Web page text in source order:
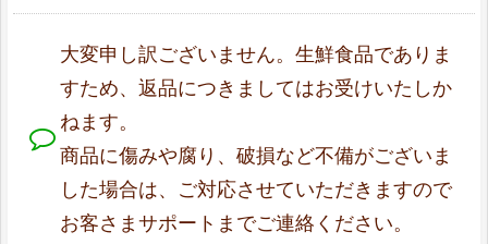
大変申し訳ございません。生鮮食品でありま
すため、返品につきましてはお受けいたしか
ねます。
商品に傷みや腐り、破損など不備がございま
した場合は、ご対応させていただきますので
お客さまサポートまでご連絡ください。